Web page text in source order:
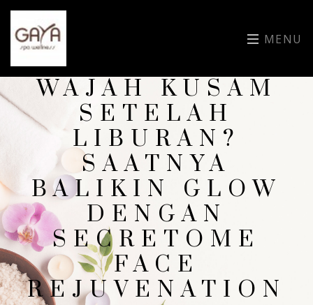
MENU
WAJAH KUSAM
SETELAH
LIBURAN?
SAATNYA
BALIKIN GLOW
DENGAN
SECRETOME
FACE
REJUVENATION